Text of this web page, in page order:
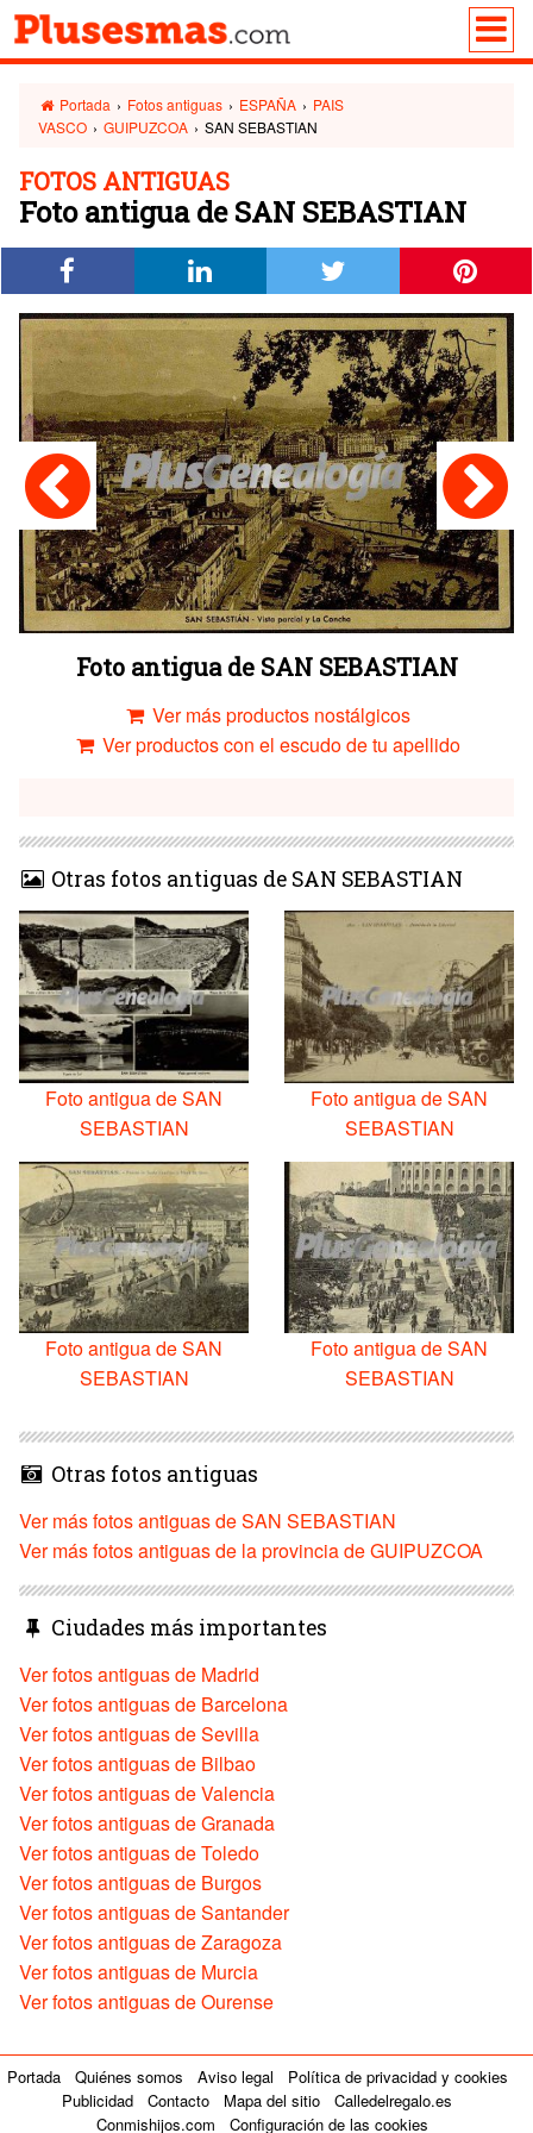
Portada › Fotos antiguas › ESPAÑA › PAIS
VASCO › GUIPUZCOA › SAN SEBASTIAN
FOTOS ANTIGUAS
Foto antigua de SAN SEBASTIAN
Foto antigua de SAN SEBASTIAN
Ver más productos nostálgicos
Ver productos con el escudo de tu apellido
Otras fotos antiguas de SAN SEBASTIAN
Foto antigua de SAN
SEBASTIAN
Foto antigua de SAN
SEBASTIAN
Foto antigua de SAN
SEBASTIAN
Foto antigua de SAN
SEBASTIAN
Otras fotos antiguas
Ver más fotos antiguas de SAN SEBASTIAN
Ver más fotos antiguas de la provincia de GUIPUZCOA
Ciudades más importantes
Ver fotos antiguas de Madrid
Ver fotos antiguas de Barcelona
Ver fotos antiguas de Sevilla
Ver fotos antiguas de Bilbao
Ver fotos antiguas de Valencia
Ver fotos antiguas de Granada
Ver fotos antiguas de Toledo
Ver fotos antiguas de Burgos
Ver fotos antiguas de Santander
Ver fotos antiguas de Zaragoza
Ver fotos antiguas de Murcia
Ver fotos antiguas de Ourense
Portada Quiénes somos Aviso legal
Política de privacidad y cookies
Publicidad
Contacto Mapa del sitio
Calledelregalo.es
Conmishijos.com
Configuración de las cookies